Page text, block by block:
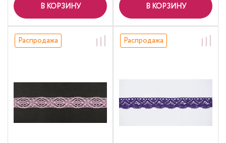
В КОРЗИНУ В КОРЗИНУ
Распродажа Распродажа